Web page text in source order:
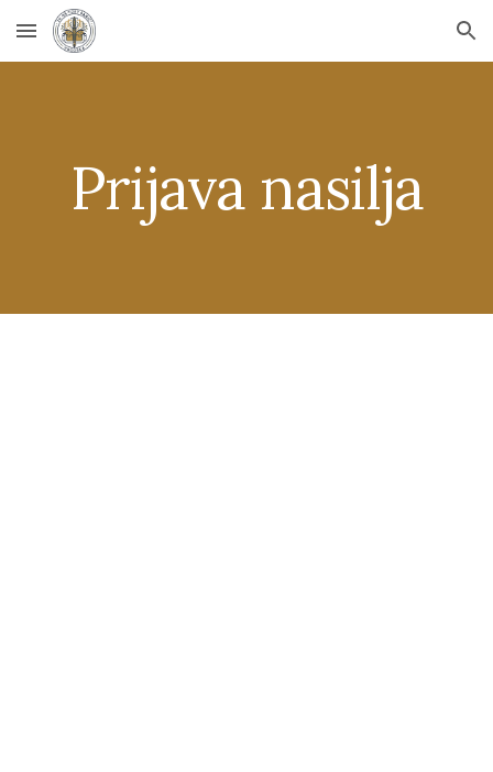
Skip to main content Skip to navigation
Prijava nasilja